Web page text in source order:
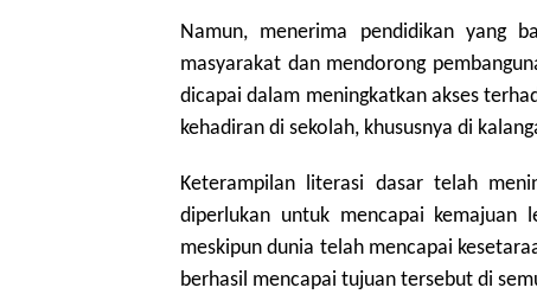
Namun, menerima pendidikan yang
masyarakat dan mendorong
dicapai dalam meningkatkan akses
kehadiran di sekolah, khususnya di
Keterampilan literasi dasar telah
diperlukan untuk mencapai kemajuan
meskipun dunia telah mencapai
berhasil mencapai tujuan tersebut di